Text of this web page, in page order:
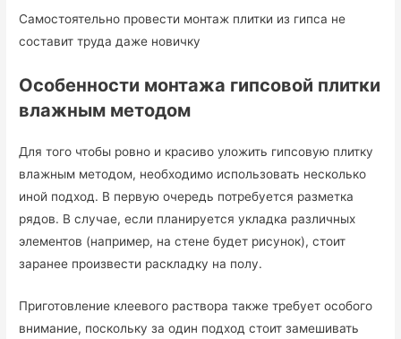
Самостоятельно провести монтаж плитки из гипса не
составит труда даже новичку
Особенности монтажа гипсовой плитки
влажным методом
Для того чтобы ровно и красиво уложить гипсовую плитку
влажным методом, необходимо использовать несколько
иной подход. В первую очередь потребуется разметка
рядов. В случае, если планируется укладка различных
элементов (например, на стене будет рисунок), стоит
заранее произвести раскладку на полу.
Приготовление клеевого раствора также требует особого
внимание, поскольку за один подход стоит замешивать